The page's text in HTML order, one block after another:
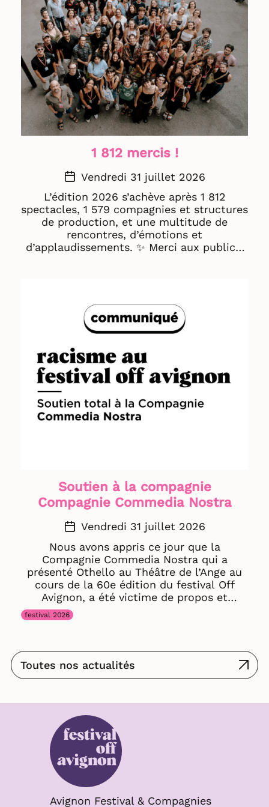
1 812 mercis !
Vendredi 31 juillet 2026
L’édition 2026 s’achève après 1 812
spectacles, 1 579 compagnies et structures
de production, et une multitude de
rencontres, d’émotions et
d’applaudissements. ✨ Merci aux publics,
vous l’année prochaine ! 🌴 L'équipe
d'Avignon Festival & Compagnies part en
congés prochainement. Les services seront
fermés à partir du 3 août jusqu'au 4
septembre. 📷© Eloïse Villaret
Soutien à la compagnie
Compagnie Commedia Nostra
Vendredi 31 juillet 2026
Nous avons appris ce jour que la
Compagnie Commedia Nostra qui a
présenté Othello au Théâtre de l’Ange au
cours de la 60e édition du festival Off
Avignon, a été victime de propos et
d’insultes à caractère raciste. Nous
condamnons avec la plus grande fermeté
ainsi qu’à l’ensemble des membres de la
compagnie et saluons son courage face à
avec force le racisme au sein du festival
Off Avignon et ce sous toutes ses formes :
propos, insultes, comportements
discriminatoires, préjugés, mises à l’écart,
intimidations, violences, discriminations
directes ou indirectes. Aucun acte raciste
ne saurait être minimisé, banalisé ou
festival 2026
Toutes nos actualités
Avignon Festival & Compagnies